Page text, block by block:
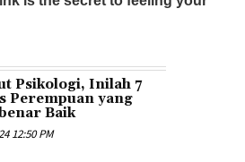
Psikologi, Inilah 7
Perempuan yang
Baik
12:50 PM